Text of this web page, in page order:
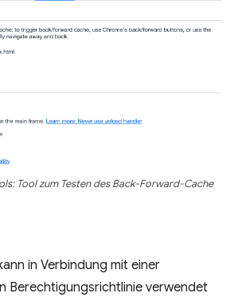
Tool zum Testen des Back-Forward-Cache
in Verbindung mit einer
Berechtigungsrichtlinie verwendet